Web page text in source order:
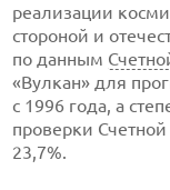
реализации
стороной и
по данным
«Вулкан» для
с 1996 года, а
проверки Счетной
23,7%.